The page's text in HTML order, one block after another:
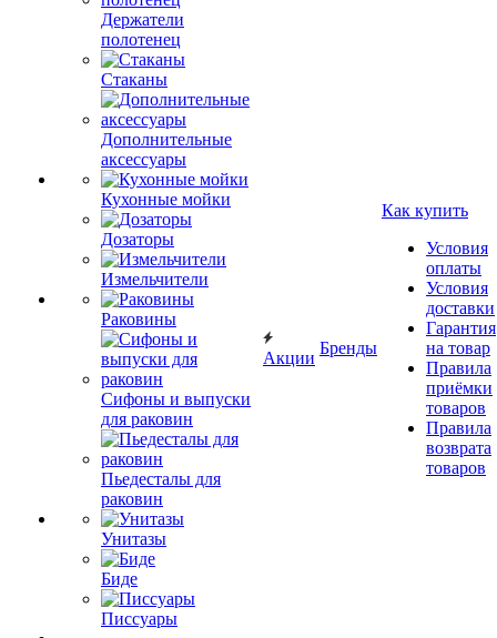
Держатели
полотенец
Стаканы
Дополнительные
аксессуары
Кухонные мойки
Дозаторы
Измельчители
Раковины
Сифоны и выпуски
для раковин
Пьедесталы для
раковин
Унитазы
Биде
Писсуары
Акции
Бренды
Как купить
Условия
оплаты
Условия
доставки
Гарантия
на товар
Правила
приёмки
товаров
Правила
возврата
товаров